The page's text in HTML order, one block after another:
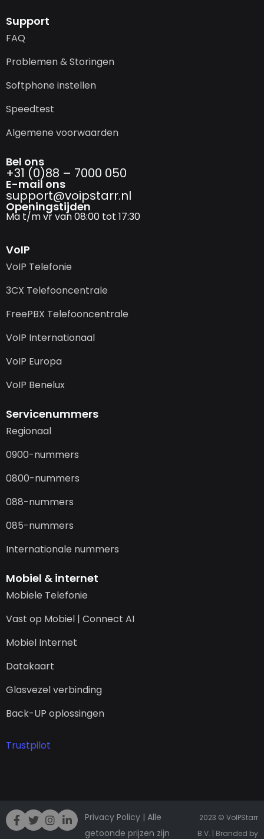
Support
FAQ
Problemen & Storingen
Softphone instellen
Speedtest
Algemene voorwaarden
Bel ons
+31 (0)88 – 7000 050
E-mail ons
support@­voipstarr.nl
Openingstijden
Ma t/m vr van 08:00 tot 17:30
VoIP
VoIP Telefonie
3CX Telefooncentrale
FreePBX Telefooncentrale
VoIP Internationaal
VoIP Europa
VoIP Benelux
Servicenummers
Regionaal
0900-nummers
0800-nummers
088-nummers
085-nummers
Internationale nummers
Mobiel & internet
Mobiele Telefonie
Vast op Mobiel | Connect AI
Mobiel Internet
Datakaart
Glasvezel verbinding
Back-UP oplossingen
Trustpilot
Privacy Policy | Alle
getoonde prijzen zijn
2023 © VoIPStarr
B.V. | Branded by